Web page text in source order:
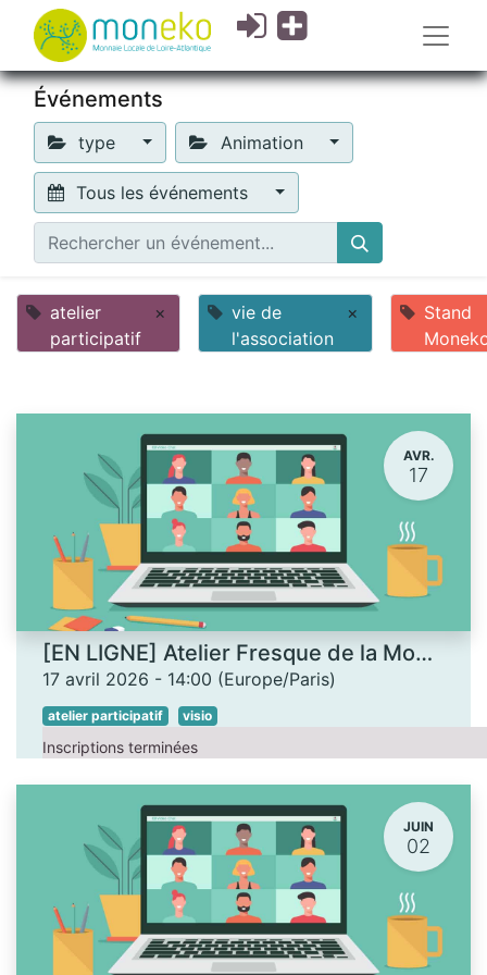
Événements
type Animation
Tous les événements
atelier
participatif
×
vie de
l'association
×
Stand
AVR.
17
[EN LIGNE] Atelier Fresque de la Monnaie
17 avril 2026 - 14:00 (Europe/Paris)
atelier participatif visio
Inscriptions terminées
JUIN
02